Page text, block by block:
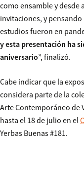
como ensamble y desde
invitaciones, y
estudios fueron en
y esta presentación ha
aniversario”, finalizó.
Cabe indicar que la
considera parte de la
Arte Contemporáneo de
hasta el 18 de julio en el
Yerbas Buenas #181.